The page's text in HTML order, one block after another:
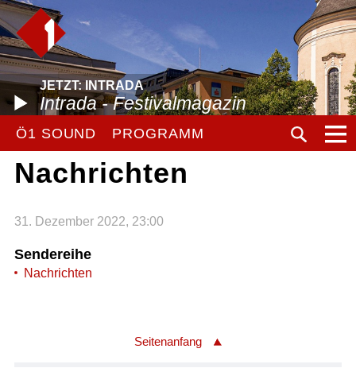
JETZT: INTRADA
Intrada - Festivalmagazin
Ö1 SOUND PROGRAMM
Nachrichten
31. Dezember 2022, 23:00
Sendereihe
Nachrichten
Seitenanfang